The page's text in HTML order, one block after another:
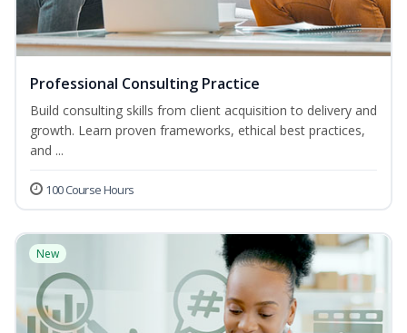
Professional Consulting Practice
Build consulting skills from client acquisition to delivery and
growth. Learn proven frameworks, ethical best practices,
and ...
100 Course Hours
New